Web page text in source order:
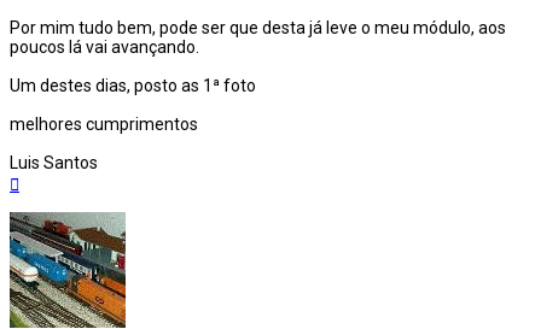
Por mim tudo bem, pode ser que desta já leve o meu módulo, aos
poucos lá vai avançando.
Um destes dias, posto as 1ª foto
melhores cumprimentos
Luis Santos